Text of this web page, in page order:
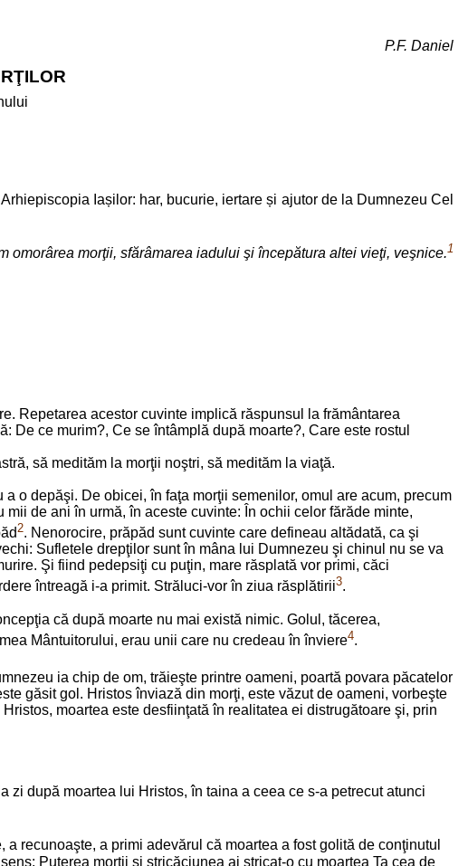
P.F. Daniel
Iașilor: har, bucurie, iertare și ajutor de la Dumnezeu Cel
omorârea morţii, sfărâmarea iadului şi începătura altei vieţi, veşnice. 1
Repetarea acestor cuvinte implică răspunsul la frământarea
ce murim?, Ce se întâmplă după moarte?, Care este rostul
să medităm la morţii noştri, să medităm la viaţă.
o depăşi. De obicei, în faţa morţii semenilor, omul are acum, precum
de ani în urmă, în aceste cuvinte: În ochii celor fărăde minte,
2. Nenorocire, prăpăd sunt cuvinte care defineau altădată, ca şi
Sufletele drepţilor sunt în mâna lui Dumnezeu şi chinul nu se va
Şi fiind pedepsiţi cu puţin, mare răsplată vor primi, căci
întreagă i-a primit. Străluci-vor în ziua răsplătirii3.
că după moarte nu mai există nimic. Golul, tăcerea,
Mântuitorului, erau unii care nu credeau în înviere4.
ia chip de om, trăieşte printre oameni, poartă povara păcatelor
găsit gol. Hristos înviază din morţi, este văzut de oameni, vorbeşte
moartea este desfiinţată în realitatea ei distrugătoare şi, prin
zi după moartea lui Hristos, în taina a ceea ce s-a petrecut atunci
recunoaşte, a primi adevărul că moartea a fost golită de conţinutul
Puterea morţii şi stricăciunea ai stricat-o cu moartea Ta cea de